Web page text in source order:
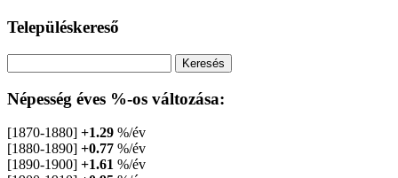
Településkereső
Népesség éves %-os változása:
[1870-1880] +1.29 %/év
[1880-1890] +0.77 %/év
[1890-1900] +1.61 %/év